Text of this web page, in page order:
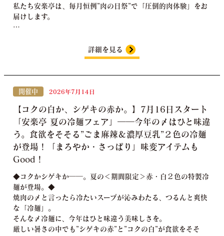
私たち安楽亭は、毎月恒例”肉の日祭”で「圧倒的肉体験」をお
届けします。
…
詳細を見る
開催中 2026年7月14日
【コクの白か、シゲキの赤か。】7月16日スタート
「安楽亭 夏の冷麺フェア」――今年の〆はひと味違
う。食欲をそそる”ごま麻辣＆濃厚豆乳”２色の冷麺
が登場！「まろやか・さっぱり」味変アイテムも
Good！
◆コクかシゲキか――。夏の＜期間限定＞赤・白２色の特製冷
麺が登場。◆
焼肉の〆と言ったら冷たいスープが沁みわたる、つるんと爽快
な「冷麺」。
そんな〆冷麺に、今年はひと味違う美味しさを。
厳しい暑さの中でも”シゲキの赤”と”コクの白”が食欲をそそ